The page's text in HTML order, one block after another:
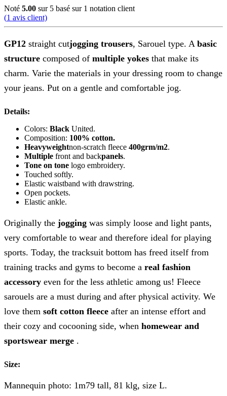
Noté 5.00 sur 5 basé sur 1 notation client
(1 avis client)
GP12 straight cutjogging trousers, Sarouel type. A basic
structure composed of multiple yokes that make its
charm. Varie the materials in your dressing room to change
your jeans. Put on a gentle and comfortable jog.
Details:
Colors: Black United.
Composition: 100% cotton.
Heavyweightnon-scratch fleece 400grm/m2.
Multiple front and backpanels.
Tone on tone logo embroidery.
Touched softly.
Elastic waistband with drawstring.
Open pockets.
Elastic ankle.
Originally the jogging was simply loose and light pants,
very comfortable to wear and therefore ideal for playing
sports. Today, the tracksuit bottom has freed itself from
training tracks and gyms to become a real fashion
accessory even for the less athletic among us! Fleece
sarouels are a must during and after physical activity. We
love them soft cotton fleece after an intense effort and
their cozy and cocooning side, when homewear and
sportswear merge .
Size:
Mannequin photo: 1m79 tall, 81 klg, size L.